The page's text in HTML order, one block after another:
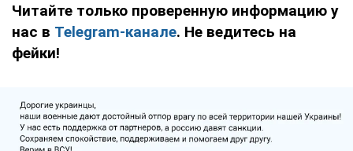
Читайте только проверенную информацию у
нас в Telegram-канале. Не ведитесь на
фейки!